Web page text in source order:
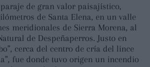
de gran valor paisajístico,
de Santa Elena, en un valle
meridionales de Sierra Morena, al
de Despeñaperros. Justo en
cerca del centro de cría del lince
fue donde tuvo origen un incendio